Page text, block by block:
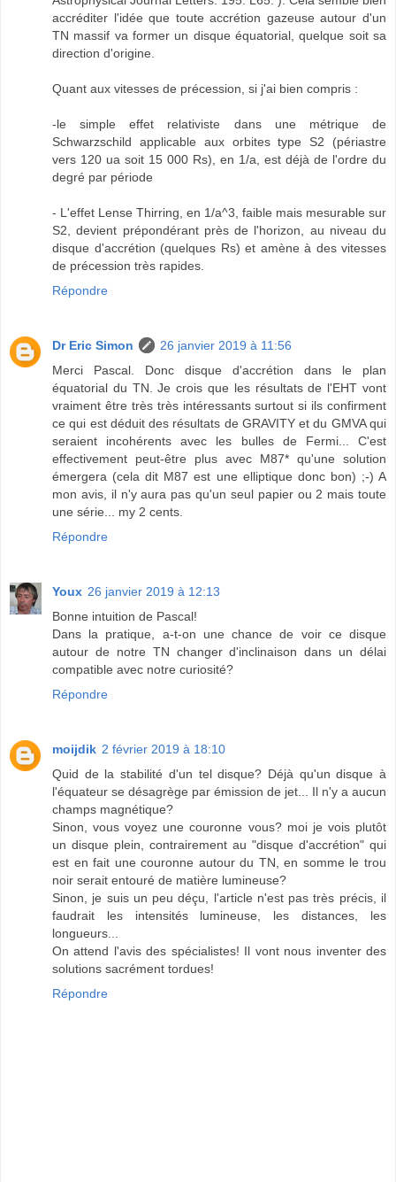
accréditer l'idée que toute accrétion gazeuse autour d'un
TN massif va former un disque équatorial, quelque soit sa
direction d'origine.
Quant aux vitesses de précession, si j'ai bien compris :
-le simple effet relativiste dans une métrique de
Schwarzschild applicable aux orbites type S2 (périastre
vers 120 ua soit 15 000 Rs), en 1/a, est déjà de l'ordre du
degré par période
- L'effet Lense Thirring, en 1/a^3, faible mais mesurable sur
S2, devient prépondérant près de l'horizon, au niveau du
disque d'accrétion (quelques Rs) et amène à des vitesses
de précession très rapides.
Répondre
Dr Eric Simon
26 janvier 2019 à 11:56
Merci Pascal. Donc disque d'accrétion dans le plan
équatorial du TN. Je crois que les résultats de l'EHT vont
vraiment être très très intéressants surtout si ils confirment
ce qui est déduit des résultats de GRAVITY et du GMVA qui
seraient incohérents avec les bulles de Fermi... C'est
effectivement peut-être plus avec M87* qu'une solution
émergera (cela dit M87 est une elliptique donc bon) ;-) A
mon avis, il n'y aura pas qu'un seul papier ou 2 mais toute
une série... my 2 cents.
Répondre
Youx 26 janvier 2019 à 12:13
Bonne intuition de Pascal!
Dans la pratique, a-t-on une chance de voir ce disque
autour de notre TN changer d'inclinaison dans un délai
compatible avec notre curiosité?
Répondre
moijdik 2 février 2019 à 18:10
Quid de la stabilité d'un tel disque? Déjà qu'un disque à
l'équateur se désagrège par émission de jet... Il n'y a aucun
champs magnétique?
Sinon, vous voyez une couronne vous? moi je vois plutôt
un disque plein, contrairement au "disque d'accrétion" qui
est en fait une couronne autour du TN, en somme le trou
noir serait entouré de matière lumineuse?
Sinon, je suis un peu déçu, l'article n'est pas très précis, il
faudrait les intensités lumineuse, les distances, les
longueurs...
On attend l'avis des spécialistes! Il vont nous inventer des
solutions sacrément tordues!
Répondre